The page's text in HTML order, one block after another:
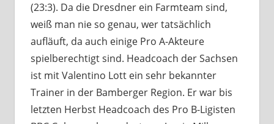
(23:3). Da die Dresdner ein Farmteam sind,
weiß man nie so genau, wer tatsächlich
aufläuft, da auch einige Pro A-Akteure
spielberechtigt sind. Headcoach der Sachsen
ist mit Valentino Lott ein sehr bekannter
Trainer in der Bamberger Region. Er war bis
letzten Herbst Headcoach des Pro B-Ligisten